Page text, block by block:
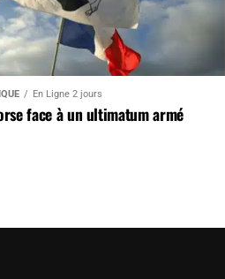
En Ligne 2 jours
face à un ultimatum armé